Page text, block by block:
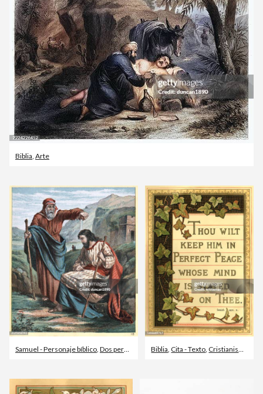
Biblia Arte
Samuel - Personaje bíblico, Dos personas Antiguo Testamento
Biblia, Cita - Texto, Cristianismo